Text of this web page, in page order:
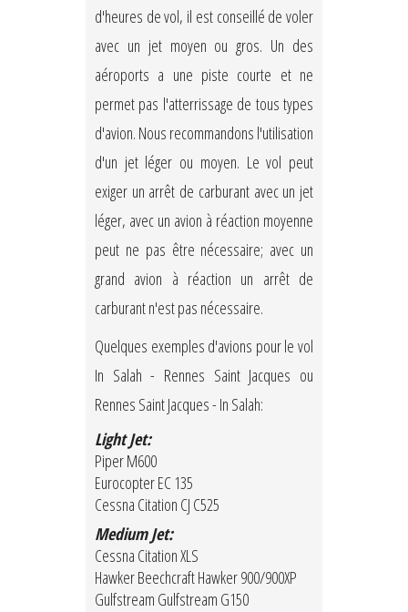
d'heures de vol, il est conseillé de voler
avec un jet moyen ou gros. Un des
aéroports a une piste courte et ne
permet pas l'atterrissage de tous types
d'avion. Nous recommandons l'utilisation
d'un jet léger ou moyen. Le vol peut
exiger un arrêt de carburant avec un jet
léger, avec un avion à réaction moyenne
peut ne pas être nécessaire; avec un
grand avion à réaction un arrêt de
carburant n'est pas nécessaire.
Quelques exemples d'avions pour le vol
In Salah - Rennes Saint Jacques ou
Rennes Saint Jacques - In Salah:
Light Jet:
Piper M600
Eurocopter EC 135
Cessna Citation CJ C525
Medium Jet:
Cessna Citation XLS
Hawker Beechcraft Hawker 900/900XP
Gulfstream Gulfstream G150